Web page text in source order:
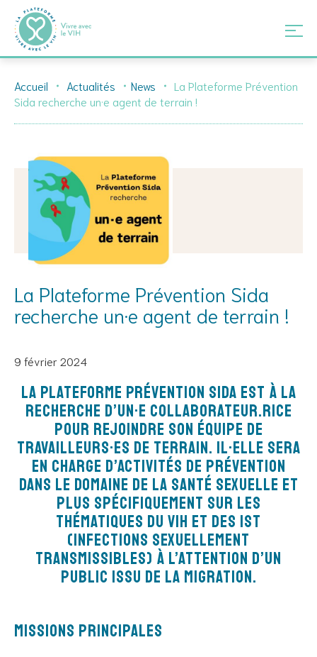
content
Accueil Actualités News
La Plateforme Prévention
Sida recherche un·e agent de terrain !
La Plateforme Prévention Sida
recherche un·e agent de terrain !
9 février 2024
La Plateforme Prévention Sida est à la
recherche d’un·e collaborateur.rice
pour rejoindre son équipe de
travailleurs·es de terrain. Il·elle sera
en charge d’activitéS de prévention
dans le domaine de la santé sexuelle et
plus spécifiquement sur les
thématiques du VIH et des IST
(Infections Sexuellement
Transmissibles) à l’attention d’un
public issu de la migration.
Missions principales